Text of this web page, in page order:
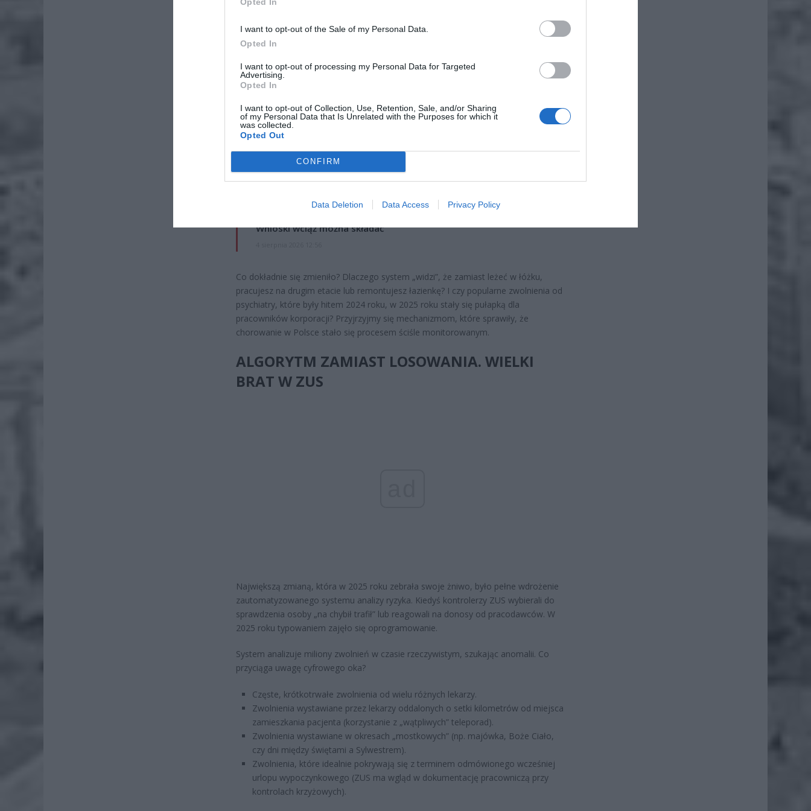
I want to opt-out of the Sale of my Personal Data.
Opted In
I want to opt-out of processing my Personal Data for Targeted
Advertising.
Opted In
I want to opt-out of Collection, Use, Retention, Sale, and/or Sharing
of my Personal Data that Is Unrelated with the Purposes for which it
was collected.
Opted Out
CONFIRM
Data Deletion Data Access Privacy Policy
ad
Lidl przecenił hit do kuchni. Air fryer tańszy aż o 150 zł, a to dopiero
początek
Wnioski wciąż można składać
Co dokładnie się zmieniło? Dlaczego system „widzi”, że zamiast leżeć w łóżku,
pracujesz na drugim etacie lub remontujesz łazienkę? I czy popularne zwolnienia od
psychiatry, które były hitem 2024 roku, w 2025 roku stały się pułapką dla
pracowników korporacji? Przyjrzyjmy się mechanizmom, które sprawiły, że
chorowanie w Polsce stało się procesem ściśle monitorowanym.
ALGORYTM ZAMIAST LOSOWANIA. WIELKI
BRAT W ZUS
Największą zmianą, która w 2025 roku zebrała swoje żniwo, było pełne wdrożenie
zautomatyzowanego systemu analizy ryzyka. Kiedyś kontrolerzy ZUS wybierali do
sprawdzenia osoby „na chybił trafił” lub reagowali na donosy od pracodawców. W
2025 roku typowaniem zajęło się oprogramowanie.
System analizuje miliony zwolnień w czasie rzeczywistym, szukając anomalii. Co
przyciąga uwagę cyfrowego oka?
Częste, krótkotrwałe zwolnienia od wielu różnych lekarzy.
Zwolnienia wystawiane przez lekarzy oddalonych o setki kilometrów od miejsca
zamieszkania pacjenta (korzystanie z „wątpliwych” teleporad).
Zwolnienia wystawiane w okresach „mostkowych” (np. majówka, Boże Ciało,
czy dni między świętami a Sylwestrem).
Zwolnienia, które idealnie pokrywają się z terminem odmówionego wcześniej
urlopu wypoczynkowego (ZUS ma wgląd w dokumentację pracowniczą przy
kontrolach krzyżowych).